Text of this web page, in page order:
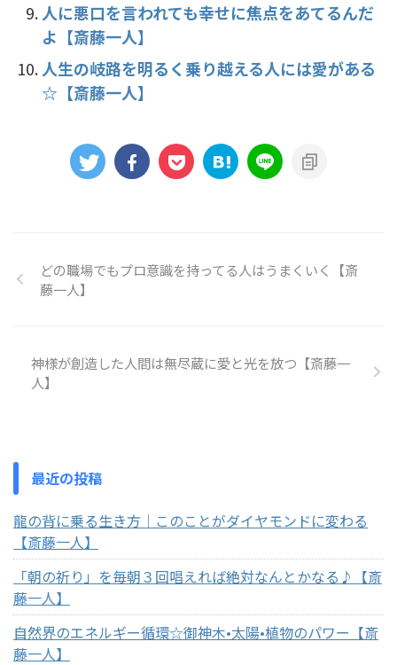
人に悪口を言われても幸せに焦点をあてるんだ
よ【斎藤一人】
人生の岐路を明るく乗り越える人には愛がある
☆【斎藤一人】
どの職場でもプロ意識を持ってる人はうまくいく【斎
藤一人】
神様が創造した人間は無尽蔵に愛と光を放つ【斎藤一
人】
最近の投稿
龍の背に乗る生き方｜このことがダイヤモンドに変わる
【斎藤一人】
「朝の祈り」を毎朝３回唱えれば絶対なんとかなる♪【斎
藤一人】
自然界のエネルギー循環☆御神木•太陽•植物のパワー【斎
藤一人】